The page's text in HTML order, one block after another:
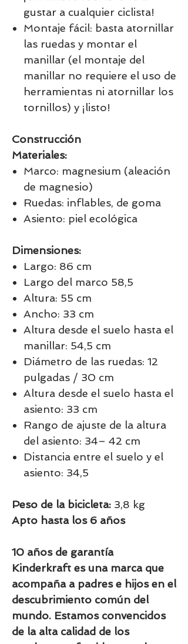
gustar a cualquier ciclista!
Montaje fácil: basta atornillar
las ruedas y montar el
manillar (el montaje del
manillar no requiere el uso de
herramientas ni atornillar los
tornillos) y ¡listo!
Construcción
Materiales:
Marco: magnesium (aleación
de magnesio)
Ruedas: inflables, de goma
Asiento: piel ecológica
Dimensiones:
Largo: 86 cm
Largo del marco 58,5
Altura: 55 cm
Ancho: 33 cm
Altura desde el suelo hasta el
manillar: 54,5 cm
Diámetro de las ruedas: 12
pulgadas / 30 cm
Altura desde el suelo hasta el
asiento: 33 cm
Rango de ajuste de la altura
del asiento: 34– 42 cm
Distancia entre el suelo y el
asiento: 34,5
Peso de la bicicleta: 3,8 kg
Apto hasta los 6 años
10 años de garantía
Kinderkraft es una marca que
acompaña a padres e hijos en el
descubrimiento común del
mundo. Estamos convencidos
de la alta calidad de los